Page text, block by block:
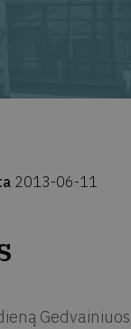
2013-06-11